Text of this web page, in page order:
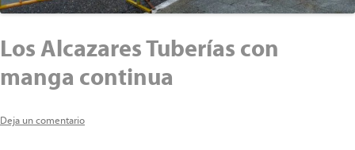
Los Alcazares Tuberías con
manga continua
Deja un comentario